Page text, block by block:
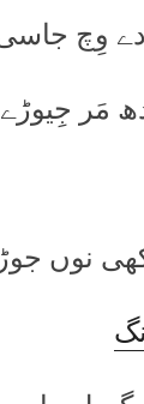
وِچ
مَر
نوں